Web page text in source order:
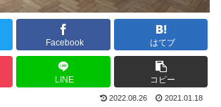
Facebook はてブ
LINE コピー
2022.08.26 2021.01.18